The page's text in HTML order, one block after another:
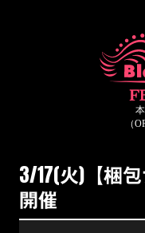
3/17(火)【梱包
開催